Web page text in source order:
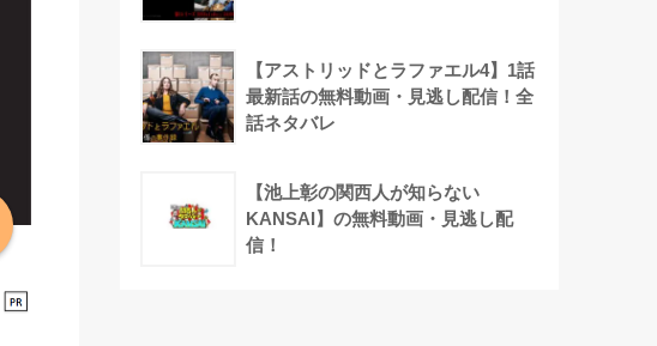
【アストリッドとラファエル4】1話
最新話の無料動画・見逃し配信！全
話ネタバレ
【池上彰の関西人が知らない
KANSAI】の無料動画・見逃し配
信！